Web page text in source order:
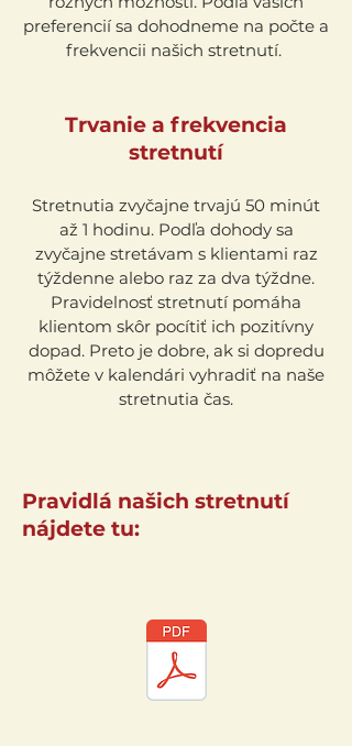
preferencií sa dohodneme na počte a
frekvencii našich stretnutí.
Trvanie a frekvencia
stretnutí
Stretnutia zvyčajne trvajú 50 minút
až 1 hodinu. Podľa dohody sa
zvyčajne stretávam s klientami raz
týždenne alebo raz za dva týždne.
Pravidelnosť stretnutí pomáha
klientom skôr pocítiť ich pozitívny
dopad. Preto je dobre, ak si dopredu
môžete v kalendári vyhradiť na naše
stretnutia čas.
Pravidlá našich stretnutí
nájdete tu: